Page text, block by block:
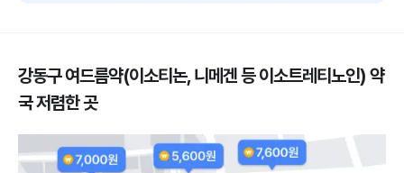
강동구 여드름약(이소티논, 니메겐 등 이소트레티노인) 약
국 저렴한 곳